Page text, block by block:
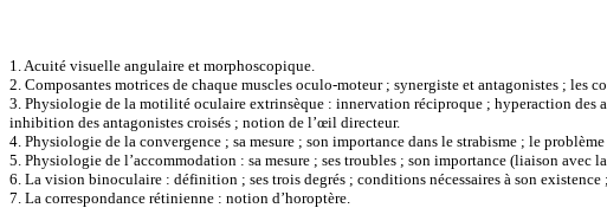
1. Acuité visuelle angulaire et morphoscopique.
2. Composantes motrices de chaque muscles oculo-moteur ; synergiste et antagonistes ; les
3. Physiologie de la motilité oculaire extrinsèque : innervation réciproque ; hyperaction des
inhibition des antagonistes croisés ; notion de l’œil directeur.
4. Physiologie de la convergence ; sa mesure ; son importance dans le strabisme ; le
5. Physiologie de l’accommodation : sa mesure ; ses troubles ; son importance (liaison avec
6. La vision binoculaire : définition ; ses trois degrés ; conditions nécessaires à son
7. La correspondance rétinienne : notion d’horoptère.